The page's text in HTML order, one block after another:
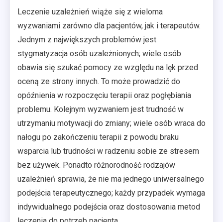
Leczenie uzależnień wiąże się z wieloma
wyzwaniami zarówno dla pacjentów, jak i terapeutów.
Jednym z największych problemów jest
stygmatyzacja osób uzależnionych; wiele osób
obawia się szukać pomocy ze względu na lęk przed
oceną ze strony innych. To może prowadzić do
opóźnienia w rozpoczęciu terapii oraz pogłębiania
problemu. Kolejnym wyzwaniem jest trudność w
utrzymaniu motywacji do zmiany; wiele osób wraca do
nałogu po zakończeniu terapii z powodu braku
wsparcia lub trudności w radzeniu sobie ze stresem
bez używek. Ponadto różnorodność rodzajów
uzależnień sprawia, że nie ma jednego uniwersalnego
podejścia terapeutycznego; każdy przypadek wymaga
indywidualnego podejścia oraz dostosowania metod